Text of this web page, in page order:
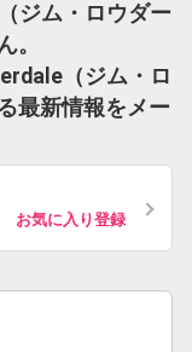
ジム・ロウダー
。
（ジム・ロ
最新情報をメー
お気に入り登録